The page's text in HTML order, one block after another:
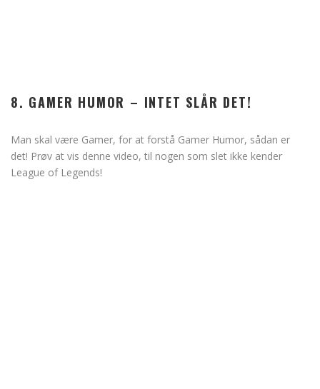
8. GAMER HUMOR – INTET SLÅR DET!
Man skal være Gamer, for at forstå Gamer Humor, sådan er
det! Prøv at vis denne video, til nogen som slet ikke kender
League of Legends!